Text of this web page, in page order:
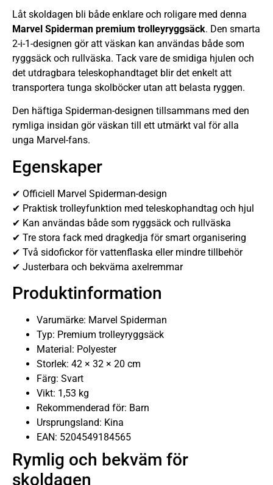
Låt skoldagen bli både enklare och roligare med denna
Marvel Spiderman premium trolleyryggsäck. Den smarta
2-i-1-designen gör att väskan kan användas både som
ryggsäck och rullväska. Tack vare de smidiga hjulen och
det utdragbara teleskophandtaget blir det enkelt att
transportera tunga skolböcker utan att belasta ryggen.
Den häftiga Spiderman-designen tillsammans med den
rymliga insidan gör väskan till ett utmärkt val för alla
unga Marvel-fans.
Egenskaper
✔ Officiell Marvel Spiderman-design
✔ Praktisk trolleyfunktion med teleskophandtag och hjul
✔ Kan användas både som ryggsäck och rullväska
✔ Tre stora fack med dragkedja för smart organisering
✔ Två sidofickor för vattenflaska eller mindre tillbehör
✔ Justerbara och bekväma axelremmar
Produktinformation
Varumärke: Marvel Spiderman
Typ: Premium trolleyryggsäck
Material: Polyester
Storlek: 42 × 32 × 20 cm
Färg: Svart
Vikt: 1,53 kg
Rekommenderad för: Barn
Ursprungsland: Kina
EAN: 5204549184565
Rymlig och bekväm för
skoldagen